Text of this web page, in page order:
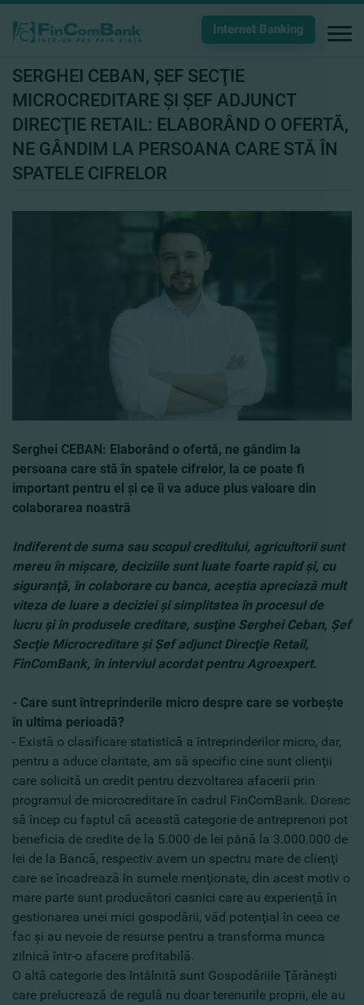
Internet Banking
SERGHEI CEBAN, ŞEF SECŢIE
MICROCREDITARE ŞI ŞEF ADJUNCT
DIRECŢIE RETAIL: ELABORÂND O OFERTĂ,
NE GÂNDIM LA PERSOANA CARE STĂ ÎN
SPATELE CIFRELOR
Serghei CEBAN: Elaborând o ofertă, ne gândim la
persoana care stă în spatele cifrelor, la ce poate fi
important pentru el şi ce îi va aduce plus valoare din
colaborarea noastră
Indiferent de suma sau scopul creditului, agricultorii sunt
mereu în mişcare, deciziile sunt luate foarte rapid şi, cu
siguranţă, în colaborare cu banca, aceştia apreciază mult
viteza de luare a deciziei şi simplitatea în procesul de
lucru şi în produsele creditare, susţine Serghei Ceban, Şef
Secţie Microcreditare şi Şef adjunct Direcţie Retail,
FinComBank, în interviul acordat pentru Agroexpert.
- Care sunt întreprinderile micro despre care se vorbeşte
în ultima perioadă?
- Există o clasificare statistică a întreprinderilor micro, dar,
pentru a aduce claritate, am să specific cine sunt clienţii
care solicită un credit pentru dezvoltarea afacerii prin
programul de microcreditare în cadrul FinComBank. Doresc
să încep cu faptul că această categorie de antreprenori pot
beneficia de credite de la 5.000 de lei până la 3.000.000 de
lei de la Bancă, respectiv avem un spectru mare de clienţi
care se încadrează în sumele menţionate, din acest motiv o
mare parte sunt producători casnici care au experienţă în
gestionarea unei mici gospodării, văd potenţial în ceea ce
fac şi au nevoie de resurse pentru a transforma munca
zilnică într-o afacere profitabilă.
O altă categorie des întâlnită sunt Gospodăriile Ţărăneşti
care prelucrează de regulă nu doar terenurile proprii, ele au